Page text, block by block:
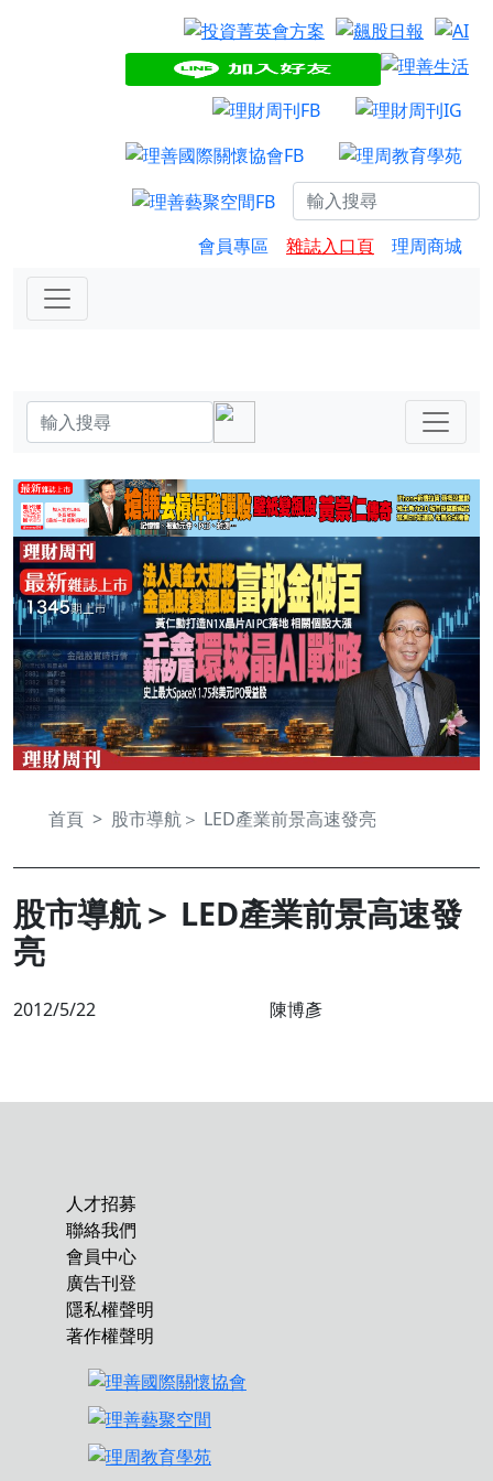
會員專區 雜誌入口頁 理周商城
首頁 股市導航＞ LED產業前景高速發亮
股市導航＞ LED產業前景高速發
亮
2012/5/22 陳博彥
人才招募
聯絡我們
會員中心
廣告刊登
隱私權聲明
著作權聲明